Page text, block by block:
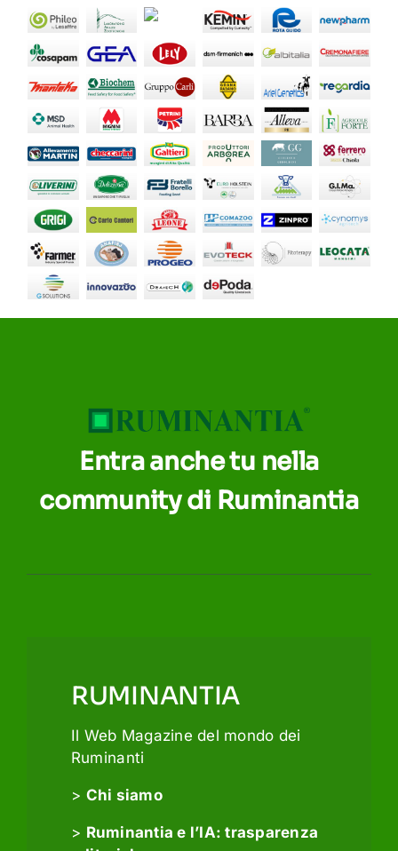
Entra anche tu nella
community di Ruminantia
RUMINANTIA
Il Web Magazine del mondo dei
Ruminanti
> Chi siamo
> Ruminantia e l’IA: trasparenza